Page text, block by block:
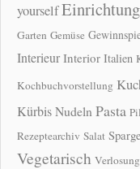
yourselfEinrichtung
Garten Gemüse
Interieur Interior Italien
Kochbuchvorstellung
KürbisNudeln Pasta
Rezeptearchiv Salat
Vegetarisch Verlosung